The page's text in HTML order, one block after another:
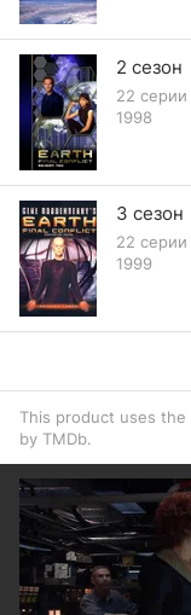
2 сезон
22 серии
1998
3 сезон
22 серии
1999
This product uses the
by TMDb.